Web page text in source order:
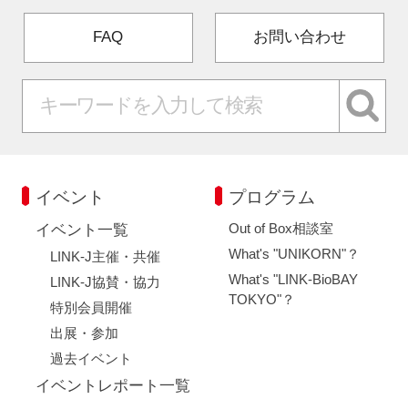
FAQ お問い合わせ
イベント
イベント一覧
LINK-J主催・共催
LINK-J協賛・協力
特別会員開催
出展・参加
過去イベント
イベントレポート一覧
プログラム
Out of Box相談室
What's "UNIKORN"？
What's "LINK-BioBAY
TOKYO"？